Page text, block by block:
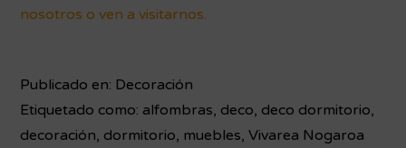
nosotros o ven a visitarnos.
Publicado en: Decoración
Etiquetado como: alfombras, deco, deco dormitorio,
decoración, dormitorio, muebles,Vivarea Nogaroa